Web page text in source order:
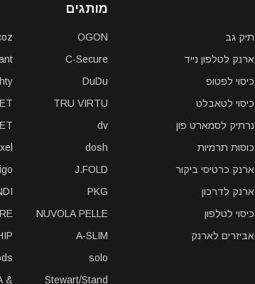
תיק גב
ארנק לטלפון נייד
כיסוי לפטופ
כיסוי לטאבלט
נרתיק לסמארט פון
כוסות תרמיות
ארנק כרטיסי ביקור
ארנק לדרכון
כיסוי לטלפון
אביזרים לארנק
מותגים
OGON
C-Secure
DuDu
TRU VIRTU
dv
dosh
J.FOLD
PKG
NUVOLA PELLE
A-SLIM
solo
Stewart/Stand
&